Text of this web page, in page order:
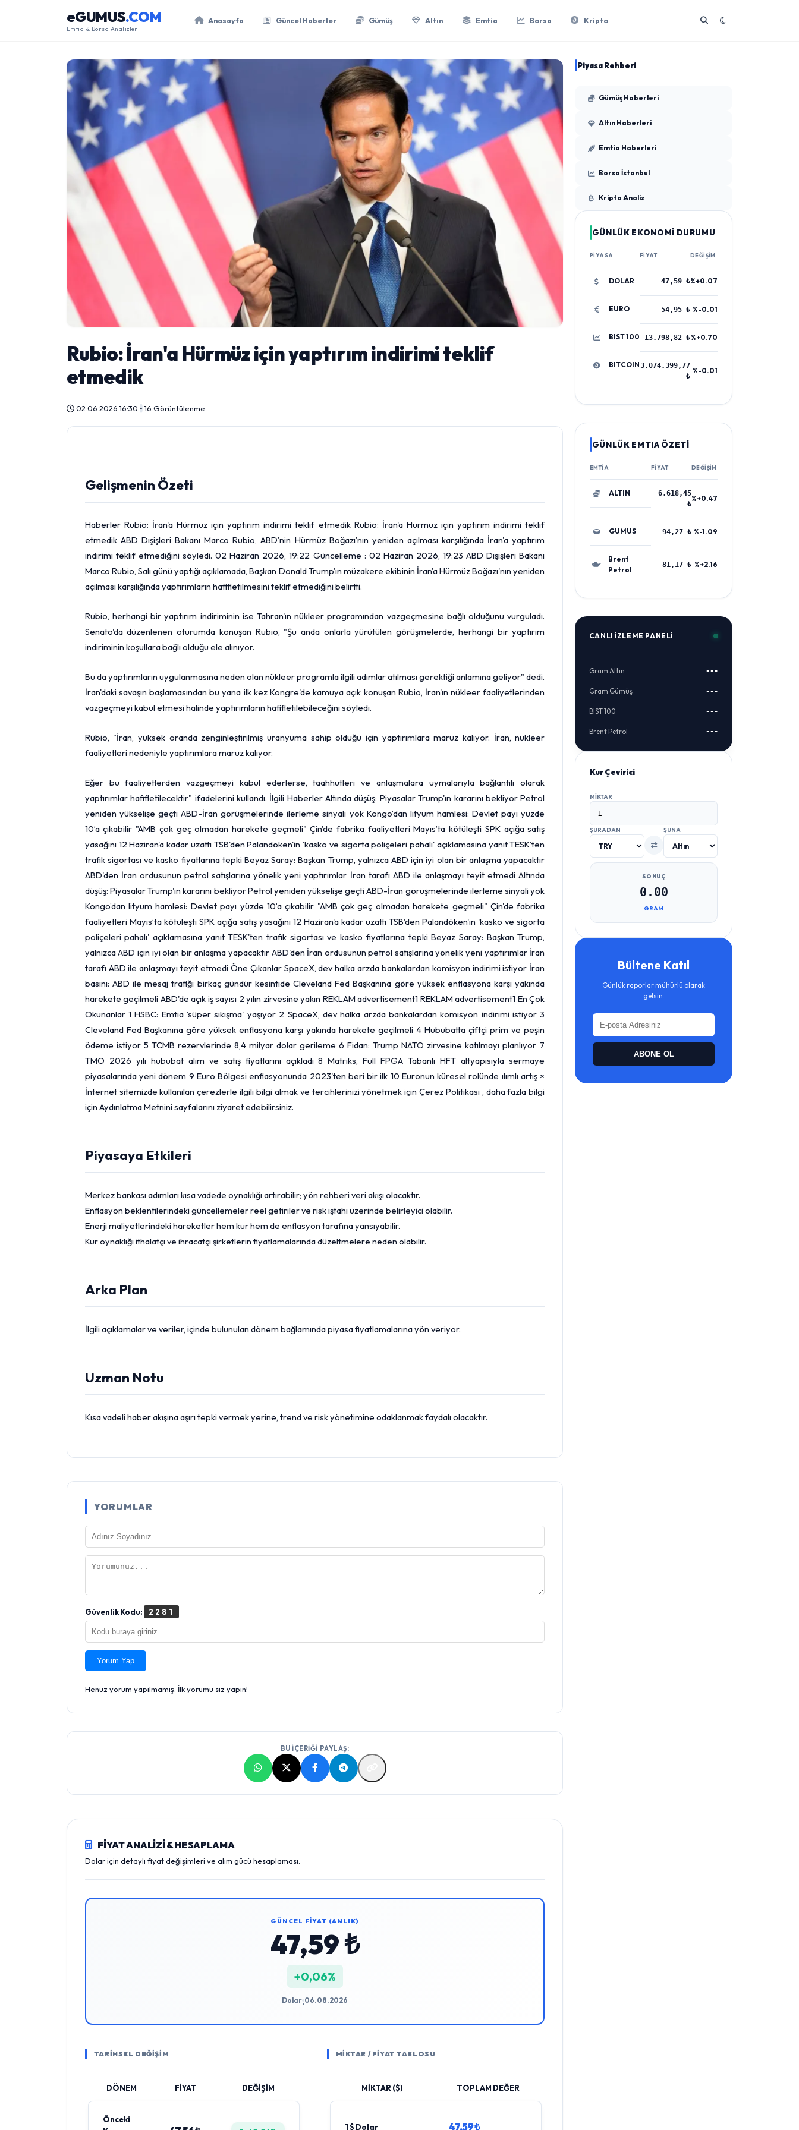
eGUMUS.COM
Emtia & Borsa Analizleri
Anasayfa Güncel Haberler Gümüş Altın Emtia Borsa Kripto
Rubio: İran'a Hürmüz için yaptırım indirimi teklif
etmedik
02.06.2026 16:30 • 16 Görüntülenme
Gelişmenin Özeti
Haberler Rubio: İran'a Hürmüz için yaptırım indirimi teklif etmedik Rubio: İran'a Hürmüz için yaptırım indirimi teklif
etmedik ABD Dışişleri Bakanı Marco Rubio, ABD'nin Hürmüz Boğazı'nın yeniden açılması karşılığında İran'a yaptırım
indirimi teklif etmediğini söyledi. 02 Haziran 2026, 19:22 Güncelleme : 02 Haziran 2026, 19:23 ABD Dışişleri Bakanı
Marco Rubio, Salı günü yaptığı açıklamada, Başkan Donald Trump'ın müzakere ekibinin İran'a Hürmüz Boğazı'nın yeniden
açılması karşılığında yaptırımların hafifletilmesini teklif etmediğini belirtti.
Rubio, herhangi bir yaptırım indiriminin ise Tahran'ın nükleer programından vazgeçmesine bağlı olduğunu vurguladı.
Senato'da düzenlenen oturumda konuşan Rubio, "Şu anda onlarla yürütülen görüşmelerde, herhangi bir yaptırım
indiriminin koşullara bağlı olduğu ele alınıyor.
Bu da yaptırımların uygulanmasına neden olan nükleer programla ilgili adımlar atılması gerektiği anlamına geliyor" dedi.
İran'daki savaşın başlamasından bu yana ilk kez Kongre'de kamuya açık konuşan Rubio, İran'ın nükleer faaliyetlerinden
vazgeçmeyi kabul etmesi halinde yaptırımların hafifletilebileceğini söyledi.
Rubio, "İran, yüksek oranda zenginleştirilmiş uranyuma sahip olduğu için yaptırımlara maruz kalıyor. İran, nükleer
faaliyetleri nedeniyle yaptırımlara maruz kalıyor.
Eğer bu faaliyetlerden vazgeçmeyi kabul ederlerse, taahhütleri ve anlaşmalara uymalarıyla bağlantılı olarak
yaptırımlar hafifletilecektir" ifadelerini kullandı. İlgili Haberler Altında düşüş: Piyasalar Trump'ın kararını bekliyorPetrol
yeniden yükselişe geçti ABD-İran görüşmelerinde ilerleme sinyali yok Kongo’dan lityum hamlesi: Devlet payı yüzde
10’a çıkabilir "AMB çok geç olmadan harekete geçmeli" Çin'de fabrika faaliyetleri Mayıs’ta kötüleşti SPK açığa satış
yasağını 12 Haziran'a kadar uzattı TSB'den Palandöken'in 'kasko ve sigorta poliçeleri pahalı' açıklamasına yanıt TESK'ten
trafik sigortası ve kasko fiyatlarına tepki Beyaz Saray: Başkan Trump, yalnızca ABD için iyi olan bir anlaşma yapacaktır
ABD'den İran ordusunun petrol satışlarına yönelik yeni yaptırımlar İran tarafı ABD ile anlaşmayı teyit etmedi Altında
düşüş: Piyasalar Trump'ın kararını bekliyor Petrol yeniden yükselişe geçti ABD-İran görüşmelerinde ilerleme sinyali yok
Kongo’dan lityum hamlesi: Devlet payı yüzde 10’a çıkabilir "AMB çok geç olmadan harekete geçmeli" Çin'de fabrika
faaliyetleri Mayıs’ta kötüleşti SPK açığa satış yasağını 12 Haziran'a kadar uzattı TSB'den Palandöken'in 'kasko ve sigorta
poliçeleri pahalı' açıklamasına yanıt TESK'ten trafik sigortası ve kasko fiyatlarına tepki Beyaz Saray: Başkan Trump,
yalnızca ABD için iyi olan bir anlaşma yapacaktır ABD'den İran ordusunun petrol satışlarına yönelik yeni yaptırımlar İran
tarafı ABD ile anlaşmayı teyit etmedi Öne Çıkanlar SpaceX, dev halka arzda bankalardan komisyon indirimi istiyor İran
basını: ABD ile mesaj trafiği birkaç gündür kesintide Cleveland Fed Başkanına göre yüksek enflasyona karşı yakında
harekete geçilmeli ABD'de açık iş sayısı 2 yılın zirvesine yakın REKLAM advertisement1 REKLAM advertisement1 En Çok
Okunanlar 1 HSBC: Emtia 'süper sıkışma' yaşıyor 2 SpaceX, dev halka arzda bankalardan komisyon indirimi istiyor 3
Cleveland Fed Başkanına göre yüksek enflasyona karşı yakında harekete geçilmeli 4 Hububatta çiftçi prim ve peşin
ödeme istiyor 5 TCMB rezervlerinde 8,4 milyar dolargerileme 6 Fidan: Trump NATO zirvesine katılmayı planlıyor 7
TMO 2026 yılı hububat alım ve satış fiyatlarını açıkladı 8 Matriks, Full FPGA Tabanlı HFT altyapısıyla sermaye
piyasalarında yeni dönem 9 Euro Bölgesi enflasyonunda 2023'ten beri bir ilk 10 Euronun küresel rolünde ılımlı artış ×
İnternet sitemizde kullanılan çerezlerle ilgili bilgi almak ve tercihlerinizi yönetmek için Çerez Politikası , daha fazla bilgi
için Aydınlatma Metnini sayfalarını ziyaret edebilirsiniz.
Piyasaya Etkileri
Merkez bankası adımları kısa vadede oynaklığı artırabilir; yön rehberi veri akışı olacaktır.
Enflasyon beklentilerindeki güncellemeler reel getiriler ve risk iştahı üzerinde belirleyici olabilir.
Enerji maliyetlerindeki hareketler hem kur hem de enflasyon tarafına yansıyabilir.
Kur oynaklığı ithalatçı ve ihracatçı şirketlerin fiyatlamalarında düzeltmelere neden olabilir.
Arka Plan
İlgili açıklamalar ve veriler, içinde bulunulan dönem bağlamında piyasa fiyatlamalarına yön veriyor.
Uzman Notu
Kısa vadeli haber akışına aşırı tepki vermek yerine, trend ve risk yönetimine odaklanmak faydalı olacaktır.
YORUMLAR
Güvenlik Kodu: 2281
Yorum Yap
Henüz yorum yapılmamış. İlk yorumu siz yapın!
BU İÇERİĞİ PAYLAŞ:
FİYAT ANALİZİ & HESAPLAMA
Dolar için detaylı fiyat değişimleri ve alım gücü hesaplaması.
GÜNCEL FİYAT (ANLIK)
47,59 ₺
+0,06%
Dolar•06.08.2026
TARİHSEL DEĞİŞİM
DÖNEM FİYAT DEĞİŞİM
Önceki
MİKTAR / FİYAT TABLOSU
MİKTAR ($) TOPLAM DEĞER
1 $ Dolar 47,59 ₺
Piyasa Rehberi
Gümüş Haberleri
Altın Haberleri
Emtia Haberleri
Borsa İstanbul
Kripto Analiz
GÜNLÜK EKONOMİ DURUMU
PIYASA FIYAT DEĞIŞIM
DOLAR 47,59 ₺%+0.07
EURO 54,95 ₺ %-0.01
BIST 100 13.798,82 ₺%+0.70
BITCOIN3.074.399,77
₺
%-0.01
GÜNLÜK EMTIA ÖZETİ
EMTIA FIYAT DEĞIŞIM
ALTIN
6.618,45
₺
%+0.47
GUMUS 94,27 ₺ %-1.09
Brent
Petrol
81,17 ₺ %+2.16
CANLI İZLEME PANELI
Gram Altın ---
Gram Gümüş ---
BIST 100 ---
Brent Petrol ---
Kur Çevirici
MIKTAR
ŞURADAN ŞUNA
SONUÇ
0.00
GRAM
Bültene Katıl
Günlük raporlar mühürlü olarak
gelsin.
ABONE OL